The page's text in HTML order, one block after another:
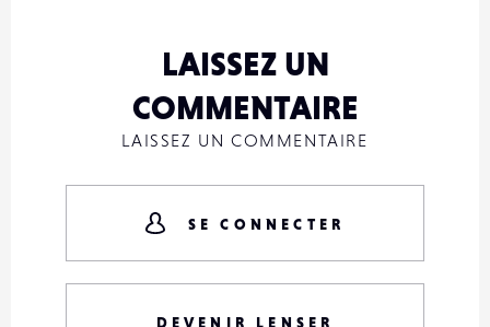
LAISSEZ UN
COMMENTAIRE
LAISSEZ UN COMMENTAIRE
SE CONNECTER
DEVENIR LENSER